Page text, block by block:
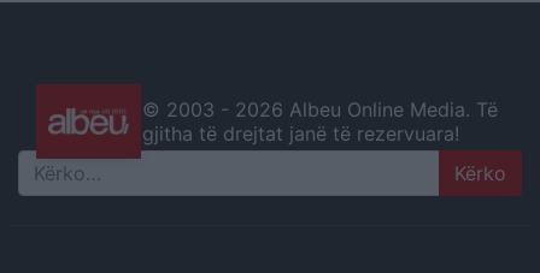
© 2003 - 2026 Albeu Online Media. Të
gjitha të drejtat janë të rezervuara!
Search